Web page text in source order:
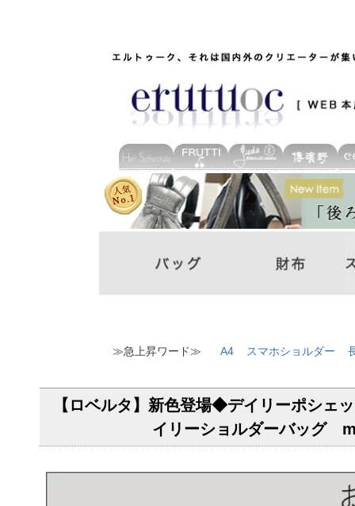
≫急上昇ワード≫ A4 スマホショルダー
【ロベルタ】新色登場◆デイリーポシェ
イリーショルダーバッグ